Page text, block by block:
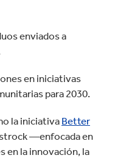
enviados a
en iniciativas
para 2030.
la iniciativa Better
—enfocada en
en la innovación, la